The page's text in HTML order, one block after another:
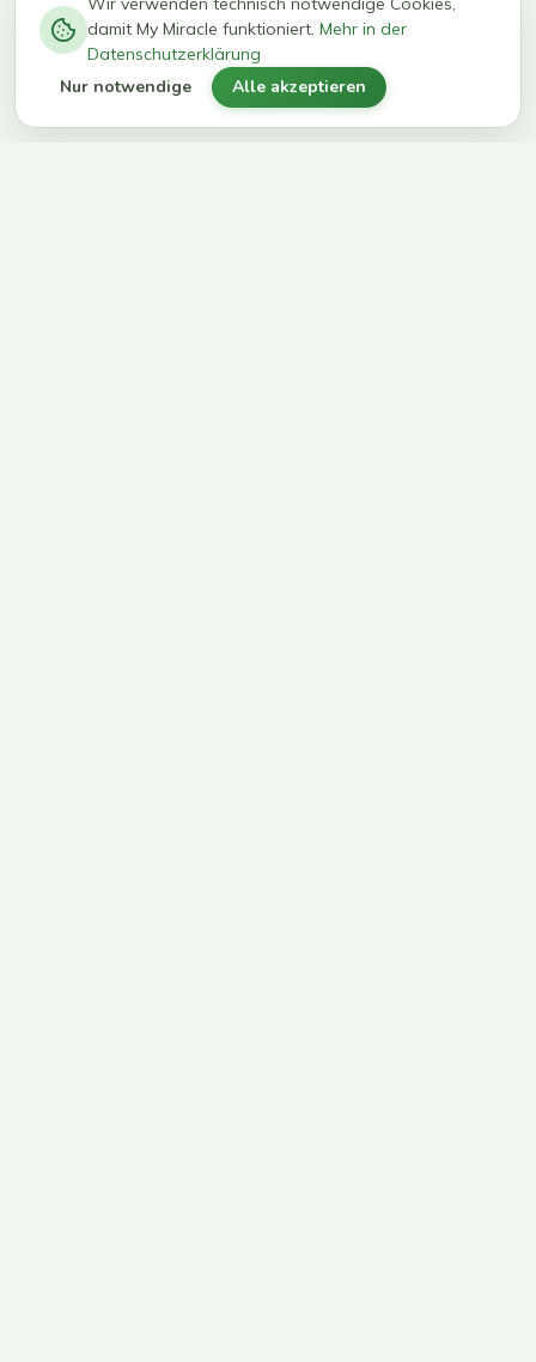
kg in 12
Wochen
erreichen
ihr Ziel
damit My Miracle funktioniert. Mehr in der
Datenschutzerklärung
Nur notwendige Alle akzeptieren